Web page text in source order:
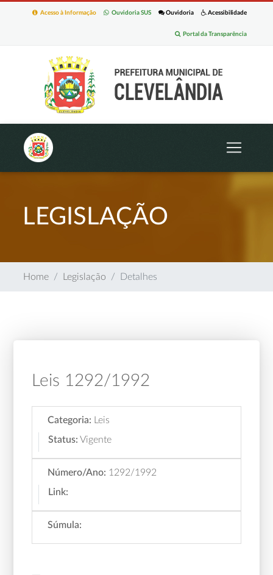
Acessibilidade
Ouvidoria
Ouvidoria SUS
Acesso à Informação
Portal da Transparência
LEGISLAÇÃO
Home Legislação Detalhes
Leis 1292/1992
Categoria:
Leis
Status: Vigente
Número/Ano: 1292/1992
Link:
Súmula: